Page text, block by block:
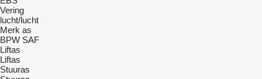
Vering
lucht/lucht
Merk as
BPW SAF
Liftas
Liftas
Stuuras